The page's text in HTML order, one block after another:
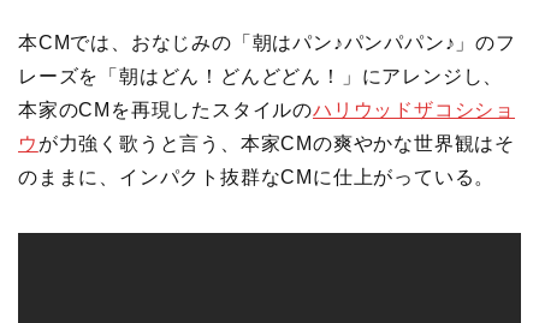
本CMでは、おなじみの「朝はパン♪パンパパン♪」のフ
レーズを「朝はどん！どんどどん！」にアレンジし、
本家のCMを再現したスタイルのハリウッドザコシショ
ウ が力強く歌うと言う、本家CMの爽やかな世界観はそ
のままに、インパクト抜群なCMに仕上がっている。